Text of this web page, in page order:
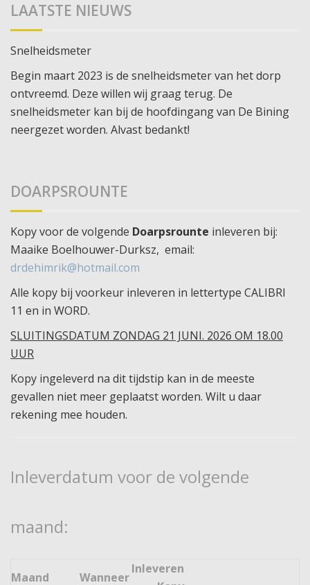
LAATSTE NIEUWS
Snelheidsmeter
Begin maart 2023 is de snelheidsmeter van het dorp
ontvreemd. Deze willen wij graag terug. De
snelheidsmeter kan bij de hoofdingang van De Bining
neergezet worden. Alvast bedankt!
DOARPSROUNTE
Kopy voor de volgende Doarpsrounte inleveren bij:
Maaike Boelhouwer-Durksz, email:
drdehimrik@hotmail.com
Alle kopy bij voorkeur inleveren in lettertype CALIBRI
11 en in WORD.
SLUITINGSDATUM ZONDAG 21 JUNI. 2026 OM 18.00
UUR
Kopy ingeleverd na dit tijdstip kan in de meeste
gevallen niet meer geplaatst worden. Wilt u daar
rekening mee houden.
Inleverdatum voor de volgende
maand:
Maand Wanneer
Inleveren